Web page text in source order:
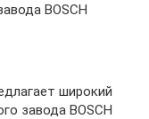
BOSCH
широкий
завода BOSCH